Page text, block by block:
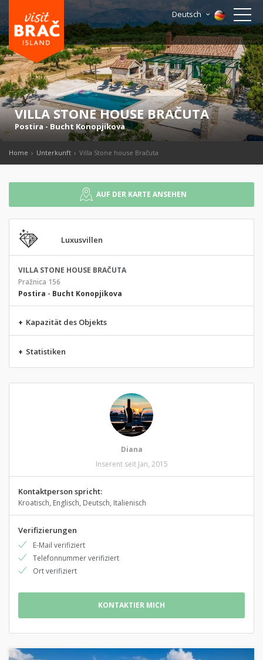
Deutsch
VILLA STONE HOUSE BRAČUTA
Postira-Bucht Konopjikova
Home Unterkunft Villa Stone house Bračuta
AUF DER KARTE ANSEHEN
Luxusvillen
VILLA STONE HOUSE BRAČUTA
Pražnica 156
Postira - Bucht Konopjikova
+ Kapazität des Objekts
+ Statistiken
Diana
Inserent seit Jan, 2015
Kontaktperson spricht:
Kroatisch, Englisch, Deutsch, Italienisch
Verifizierungen
E-Mail verifiziert
Telefonnummer verifiziert
Ort verifiziert
KONTAKTIER MICH